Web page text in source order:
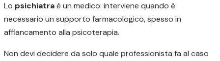
Lo psichiatraè un medico: interviene quando è
necessario un supporto farmacologico, spesso in
affiancamento alla psicoterapia.
Non devi decidere da solo quale professionista fa al caso